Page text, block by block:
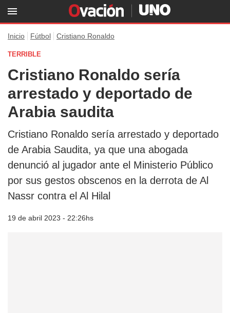
Inicio Fútbol Cristiano Ronaldo
TERRIBLE
Cristiano Ronaldo sería
arrestado y deportado de
Arabia saudita
Cristiano Ronaldo sería arrestado y deportado
de Arabia Saudita, ya que una abogada
denunció al jugador ante el Ministerio Público
por sus gestos obscenos en la derrota de Al
Nassr contra el Al Hilal
19 de abril 2023 - 22:26hs